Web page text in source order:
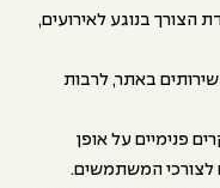
הצורך בנוגע לאירועים,
באתר, לרבות
פנימיים על אופן
לצורכי המשתמשים.